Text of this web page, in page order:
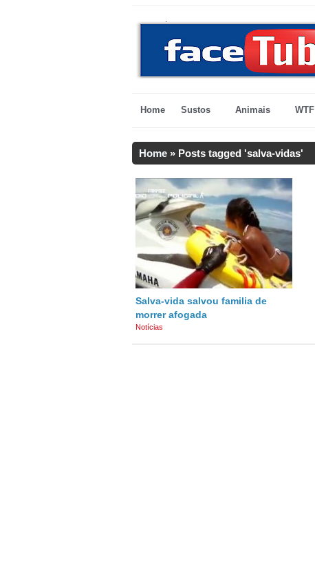
Home Sustos Animais WTF
Home » Posts tagged 'salva-vidas'
Salva-vida salvou familia de
morrer afogada
Notícias